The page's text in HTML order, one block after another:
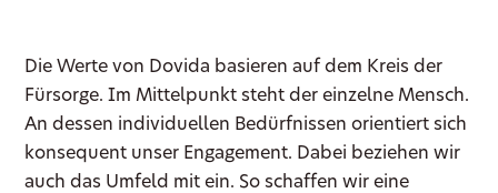
Die Werte von Dovida basieren auf dem Kreis der
Fürsorge. Im Mittelpunkt steht der einzelne Mensch.
An dessen individuellen Bedürfnissen orientiert sich
konsequent unser Engagement. Dabei beziehen wir
auch das Umfeld mit ein. So schaffen wir eine